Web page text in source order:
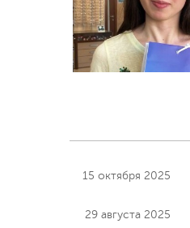
15 октября 2025
29 августа 2025